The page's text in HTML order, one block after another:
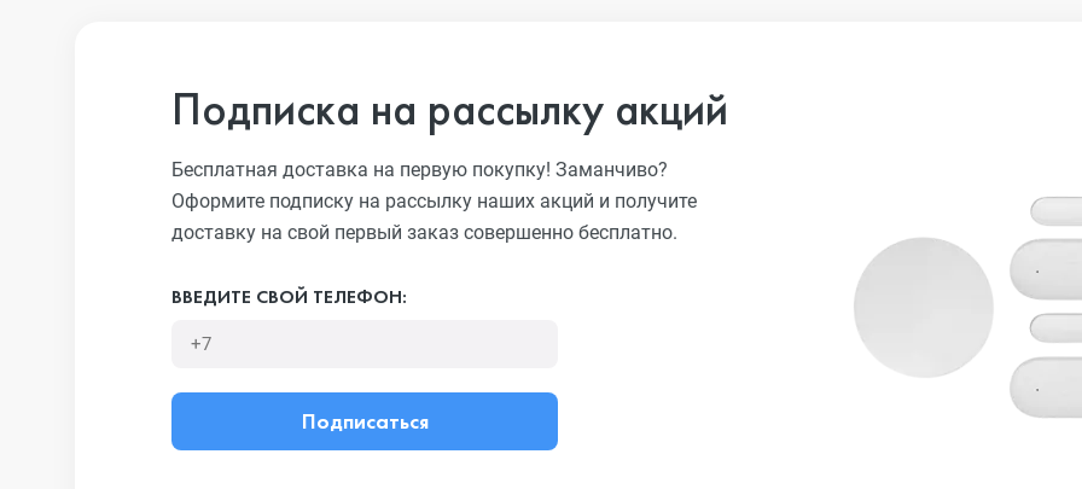
Подписка на рассылку акций
Бесплатная доставка на первую покупку! Заманчиво?
Оформите подписку на рассылку наших акций и получите
доставку на свой первый заказ совершенно бесплатно.
ВВЕДИТЕ СВОЙ ТЕЛЕФОН:
Подписаться